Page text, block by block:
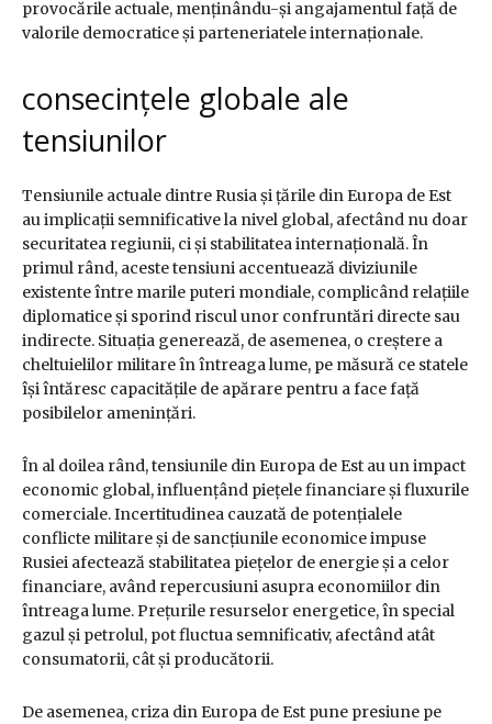
provocările actuale, menținându-și angajamentul față de
valorile democratice și parteneriatele internaționale.
consecințele globale ale
tensiunilor
Tensiunile actuale dintre Rusia și țările din Europa de Est
au implicații semnificative la nivel global, afectând nu doar
securitatea regiunii, ci și stabilitatea internațională. În
primul rând, aceste tensiuni accentuează diviziunile
existente între marile puteri mondiale, complicând relațiile
diplomatice și sporind riscul unor confruntări directe sau
indirecte. Situația generează, de asemenea, o creștere a
cheltuielilor militare în întreaga lume, pe măsură ce statele
își întăresc capacitățile de apărare pentru a face față
posibilelor amenințări.
În al doilea rând, tensiunile din Europa de Est au un impact
economic global, influențând piețele financiare și fluxurile
comerciale. Incertitudinea cauzată de potențialele
conflicte militare și de sancțiunile economice impuse
Rusiei afectează stabilitatea piețelor de energie și a celor
financiare, având repercusiuni asupra economiilor din
întreaga lume. Prețurile resurselor energetice, în special
gazul și petrolul, pot fluctua semnificativ, afectând atât
consumatorii, cât și producătorii.
De asemenea, criza din Europa de Est pune presiune pe